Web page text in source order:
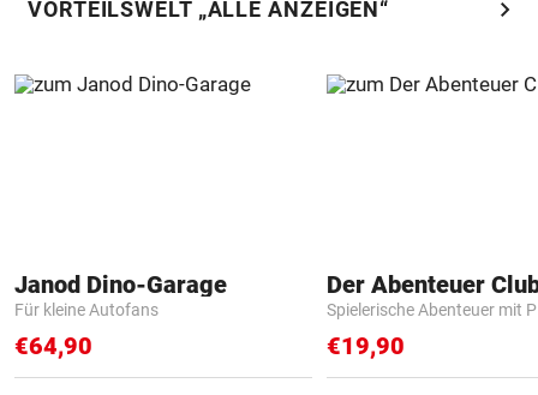
VORTEILSWELT „ALLE ANZEIGEN“ chevron_right
Janod Dino-Garage
Für kleine Autofans
€64,90
Der Abenteuer
Spielerische Abenteuer mit
€19,90